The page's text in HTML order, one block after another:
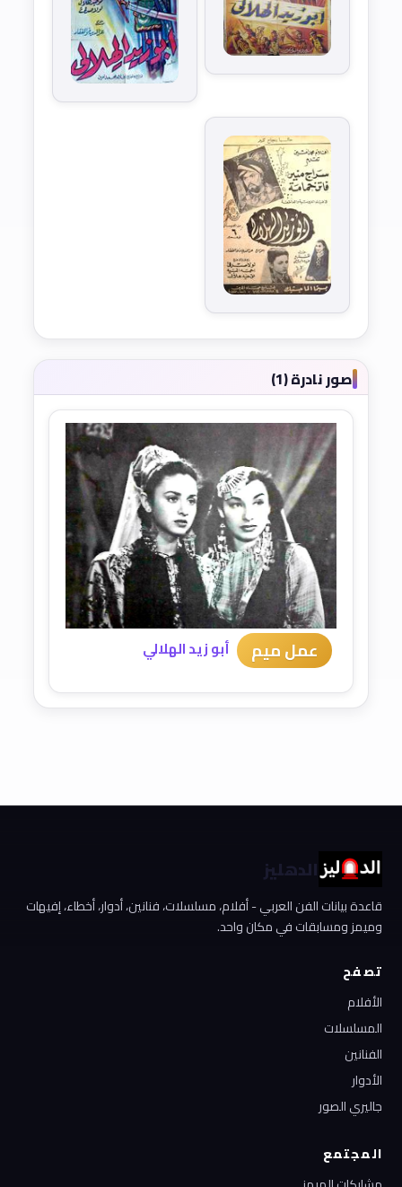
صور نادرة (1)
عمل ميم أبو زيد الهلالي
الدهليز
قاعدة بيانات الفن العربي - أفلام، مسلسلات، فنانين، أدوار، أخطاء، إفيهات
وميمز ومسابقات في مكان واحد.
تصفح
الأفلام
المسلسلات
الفنانين
الأدوار
جاليري الصور
المجتمع